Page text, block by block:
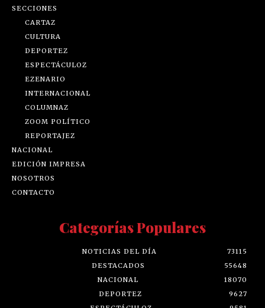
SECCIONES
CARTAZ
CULTURA
DEPORTEZ
ESPECTÁCULOZ
EZENARIO
INTERNACIONAL
COLUMNAZ
ZOOM POLÍTICO
REPORTAJEZ
NACIONAL
EDICIÓN IMPRESA
NOSOTROS
CONTACTO
Categorías Populares
NOTICIAS DEL DÍA
73115
DESTACADOS
55648
NACIONAL
18070
DEPORTEZ
9627